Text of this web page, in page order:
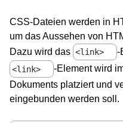
CSS-Dateien werden in
um das Aussehen von
Dazu wird das <link> -
<link> -Element wird
Dokuments platziert und
eingebunden werden soll.